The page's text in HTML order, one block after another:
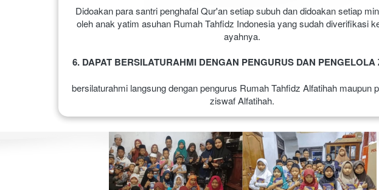
Didoakan para santri penghafal Qur'an setiap subuh dan didoakan setiap
oleh anak yatim asuhan Rumah Tahfidz Indonesia yang sudah diverifikasi
ayahnya.
6. DAPAT BERSILATURAHMI DENGAN PENGURUS DAN
bersilaturahmi langsung dengan pengurus Rumah Tahfidz Alfatihah maupun
ziswaf Alfatihah.